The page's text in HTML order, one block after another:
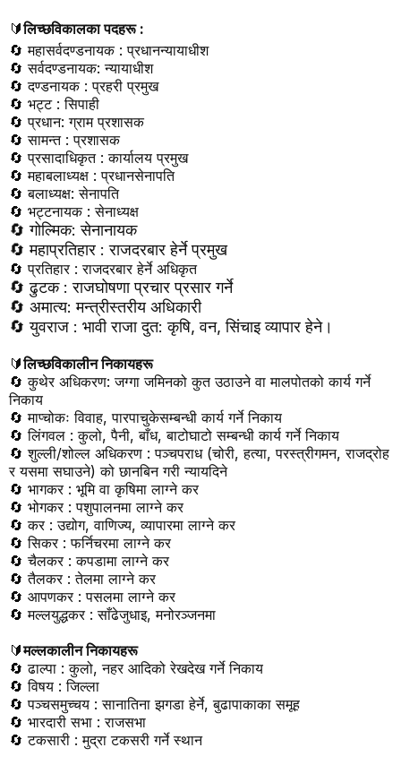
🔰लिच्छ‌विकालका पदहरू :
🔄 महासर्वदण्डनायक : प्रधानन्यायाधीश
🔄 सर्वदण्डनायक:न्यायाधीश
🔄 दण्डनायक : प्रहरी प्रमुख
🔄 भट्ट : सिपाही
🔄 प्रधान: ग्राम प्रशासक
🔄 सामन्त : प्रशासक
🔄 प्रसादाधिकृत : कार्यालय प्रमुख
🔄 महाबलाध्यक्ष : प्रधानसेनापति
🔄 बलाध्यक्ष:सेनापति
🔄 भट्टनायक : सेनाध्यक्ष
🔄 गोल्मिक:सेनानायक
🔄 महाप्रतिहार : राजदरबार हेर्ने प्रमुख
🔄 प्रतिहार : राजदरबार हेर्ने अधिकृत
🔄 ढुटक : राजघोषणा प्रचार प्रसार गर्ने
🔄 अमात्य:मन्त्रीस्तरीय अधिकारी
🔄 युवराज : भावी राजा दुत: कृषि,वन,सिंचाइ व्यापार हेने।
🔰लिच्छविकालीन निकायहरू
🔄 कुथेर अधिकरण:जग्गा जमिनको कुत उठाउने वा मालपोतको कार्य गर्ने
निकाय
🔄 माप्चोकः विवाह,पारपाचुकेसम्बन्धी कार्य गर्ने निकाय
🔄 लिंगवल : कुलो,पैनी,बाँध,बाटोघाटो सम्बन्धी कार्य गर्ने निकाय
🔄 शुल्ली/शोल्ल अधिकरण : पञ्चपराध (चोरी,हत्या,परस्त्रीगमन,राजद्रोह
र यसमा सघाउने) को छानबिन गरी न्यायदिने
🔄 भागकर : भूमि वा कृषिमा लाग्ने कर
🔄 भोगकर : पशुपालनमा लाग्ने कर
🔄 कर : उद्योग,वाणिज्य,व्यापारमा लाग्ने कर
🔄 सिकर : फर्निचरमा लाग्ने कर
🔄 चैलकर : कपडामा लाग्ने कर
🔄 तैलकर : तेलमा लाग्ने कर
🔄 आपणकर : पसलमा लाग्ने कर
🔄 मल्लयुद्धकर : साँढेजुधाइ,मनोरञ्जनमा
🔰मल्लकालीन निकायहरू
🔄 ढाल्पा : कुलो,नहर आदिको रेखदेख गर्ने निकाय
🔄 विषय : जिल्ला
🔄 पञ्चसमुच्चय : सानातिना झगडा हेर्ने,बुढापाकाका समूह
🔄 भारदारी सभा : राजसभा
🔄 टकसारी : मुद्रा टकसरी गर्ने स्थान